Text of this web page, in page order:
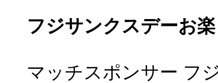
フジサンクスデーお
マッチスポンサー フ